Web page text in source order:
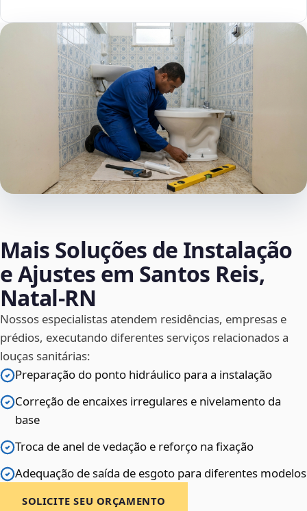
Mais Soluções de Instalação
e Ajustes em Santos Reis,
Natal‑RN
Nossos especialistas atendem residências, empresas e
prédios, executando diferentes serviços relacionados a
louças sanitárias:
Preparação do ponto hidráulico para a instalação
Correção de encaixes irregulares e nivelamento da
base
Troca de anel de vedação e reforço na fixação
Adequação de saída de esgoto para diferentes modelos
SOLICITE SEU ORÇAMENTO